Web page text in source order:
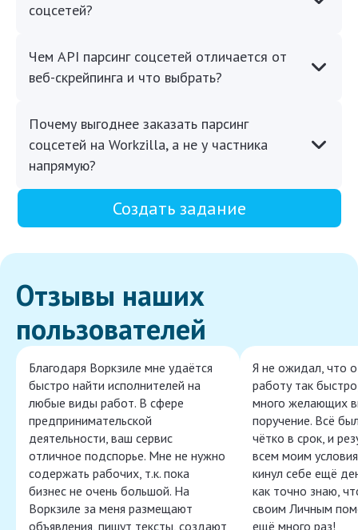
соцсетей?
Чем API парсинг соцсетей отличается от
веб-скрейпинга и что выбрать?
Почему выгоднее заказать парсинг
соцсетей на Workzilla, а не у частника
напрямую?
Создать задание
Отзывы наших
пользователей
Благодаря Воркзиле мне удаётся
быстро найти исполнителей на
любые виды работ. В сфере
предпринимательской
деятельности, ваш сервис
отличное подспорье. Мне не нужно
содержать рабочих, т.к. пока
бизнес не очень большой. На
Воркзиле за меня размещают
объявления, пишут тексты, создают
Я не ожидал, что
работу так
много желающих
поручение. Всё
чётко в срок, и
всем моим
кинул себе ещё
как точно знаю,
своим Личным
ещё много раз!